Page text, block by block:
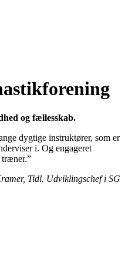
og fællesskab.
dygtige instruktører, som er
i. Og engageret
Tidl. Udviklingschef i SG